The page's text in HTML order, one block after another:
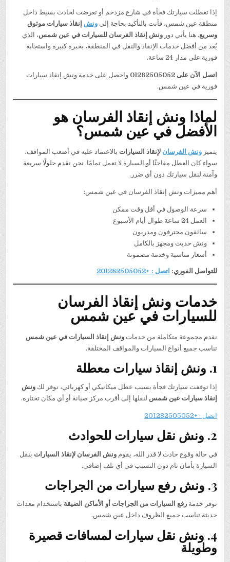
إذا تعطلت سيارتك فجأة في شارع مزدحم أو تعرضت لحادث بسيط داخل
منطقة عين شمس، فأنت بالتأكيد بحاجة إلىونش إنقاذ سيارات موثوق
وسريع. هنا يأتي دورونش إنقاذ الفرسان للسيارات في عين شمس، الذي
يُعد من أفضل خدمات الإنقاذ والنقل في المنطقة، بخبرة كبيرة واستجابة
فورية على مدار 24 ساعة.
اتصل الآن على 01282505052
واحصل على خدمة ونش إنقاذ سيارات
فورية في عين شمس.
لماذا ونش إنقاذ الفرسان هو
الأفضل في عين شمس؟
يتميزونش الفرسان لإنقاذ السيارات بالاعتماد عليه في أصعب المواقف،
سواء كان العطل مفاجئًا أو السيارة لا تعمل تمامًا. نحن نقدم حلولًا سريعة
وآمنة لنقل سيارتك دون أي ضرر.
أهم مميزات ونش إنقاذ الفرسان في عين شمس:
سرعة الوصول في أقل وقت ممكن
العمل 24 ساعة طوال أيام الأسبوع
سائقون محترفون ومدربون
ونش حديث ومجهز بالكامل
أسعار مناسبة وخدمة مضمونة
للتواصل الفوري: اتصل : +201282505052
خدمات ونش إنقاذ الفرسان
للسيارات في عين شمس
نقدم مجموعة متكاملة من خدماتونش إنقاذ السيارات في عين شمس
تناسب جميع أنواع السيارات والمواقف المختلفة.
1. ونش إنقاذ سيارات معطلة
إذا توقفت سيارتك فجأة بسبب عطل ميكانيكي أو كهربائي، نوفر لكونش
إنقاذ سيارات عين شمس لنقلها إلى أقرب مركز صيانة أو أي مكان تختاره.
اتصل : +201282505052
2. ونش نقل سيارات للحوادث
في حالة وقوع حادث لا قدر الله، يقومونش الفرسان لإنقاذ السيارات بنقل
السيارة بأمان تام دون التسبب في أي تلف إضافي.
3. ونش رفع سيارات من الجراجات
نوفر خدمةرفع السيارات من الجراجات أو الأماكن الضيقة باستخدام معدات
حديثة تناسب جميع الظروف داخل عين شمس.
4. ونش نقل سيارات لمسافات قصيرة
وطويلة